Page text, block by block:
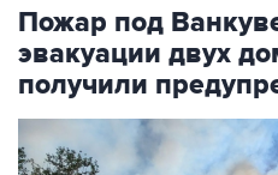
Пожар под
эвакуации двух
получили